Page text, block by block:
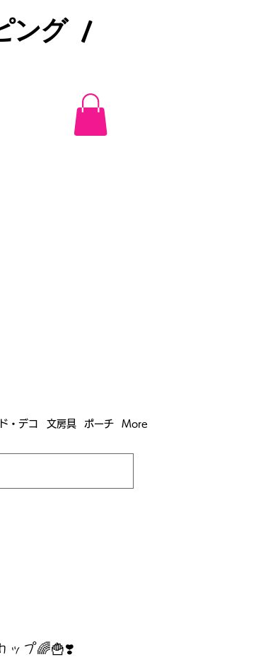
ング /​
・デコ 文房具 ポーチ More
ップ🌈🍟❣️